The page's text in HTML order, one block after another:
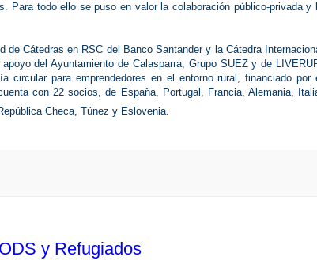
Para todo ello se puso en valor la colaboración público-privada y
de Cátedras en RSC del Banco Santander y la Cátedra
del Ayuntamiento de Calasparra, Grupo SUEZ y de
circular para emprendedores en el entorno rural, financiado por
con 22 socios, de España, Portugal, Francia, Alemania,
Checa, Túnez y Eslovenia.
y Refugiados